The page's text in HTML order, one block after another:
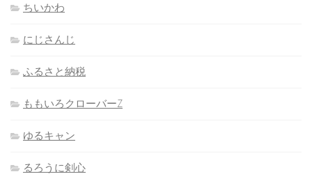
ちいかわ
にじさんじ
ふるさと納税
ももいろクローバーZ
ゆるキャン
るろうに剣心